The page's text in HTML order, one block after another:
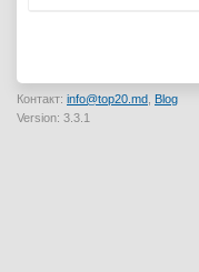
Контакт: info@top20.md Blog
Version: 3.3.1